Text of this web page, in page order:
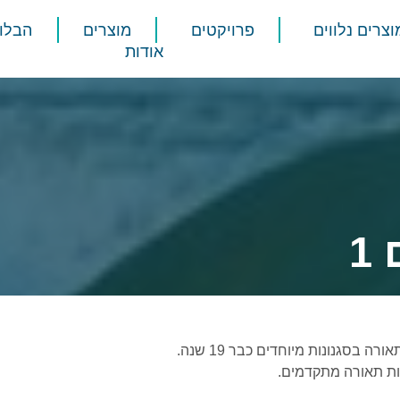
נלווים פרויקטים מוצרים
אודות
מיוחדים כבר 19 שנה.
תאורה מתקדמים.